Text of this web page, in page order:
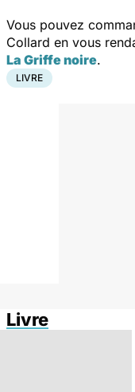
Vous pouvez
Collard en vous
La Griffe noire.
LIVRE
Livre